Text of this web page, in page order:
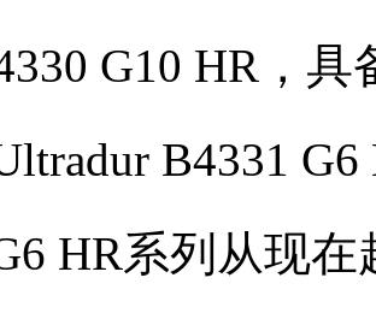
G10 HR，
B4331
HR系列从现